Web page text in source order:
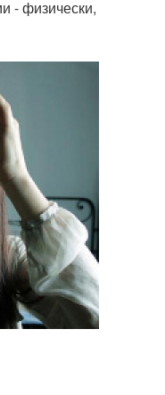
- физически,